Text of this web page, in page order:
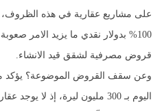
على مشاريع عقارية في هذه
100% بدولار نقدي ما يزيد الامر
قروض مصرفية لشقق قيد الانشاء.
وعن سقف القروض الموضوعة؟ يؤكد